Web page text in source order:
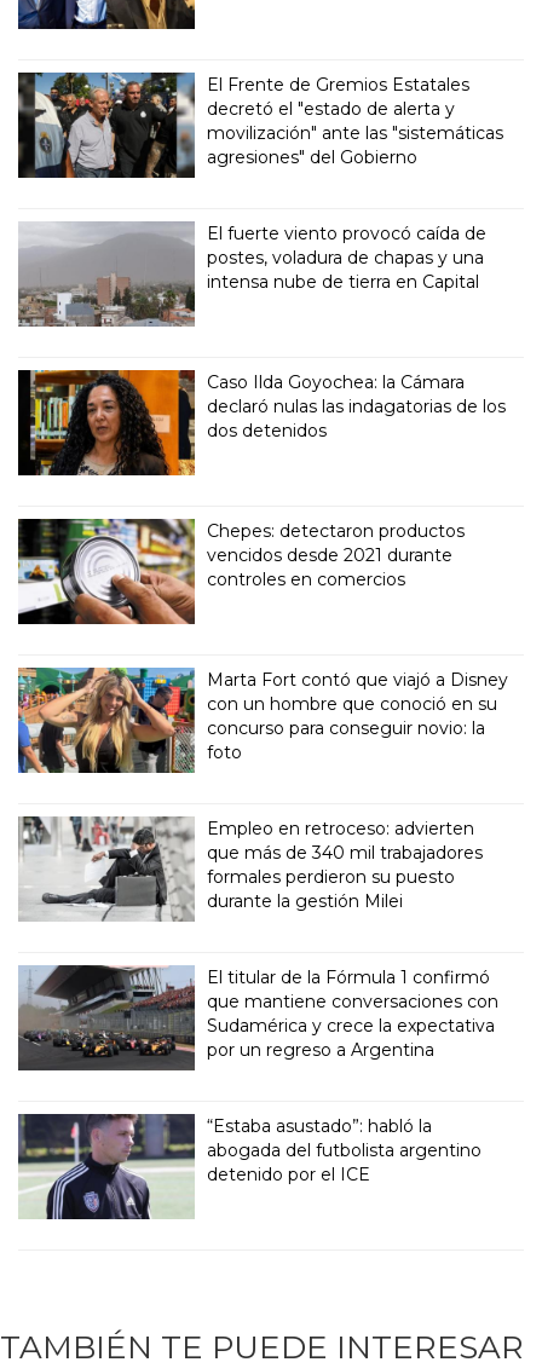
El Frente de Gremios Estatales
decretó el "estado de alerta y
movilización" ante las "sistemáticas
agresiones" del Gobierno
El fuerte viento provocó caída de
postes, voladura de chapas y una
intensa nube de tierra en Capital
Caso Ilda Goyochea: la Cámara
declaró nulas las indagatorias de los
dos detenidos
Chepes: detectaron productos
vencidos desde 2021 durante
controles en comercios
Marta Fort contó que viajó a Disney
con un hombre que conoció en su
concurso para conseguir novio: la
foto
Empleo en retroceso: advierten
que más de 340 mil trabajadores
formales perdieron su puesto
durante la gestión Milei
El titular de la Fórmula 1 confirmó
que mantiene conversaciones con
Sudamérica y crece la expectativa
por un regreso a Argentina
“Estaba asustado”: habló la
abogada del futbolista argentino
detenido por el ICE
TAMBIÉN TE PUEDE INTERESAR